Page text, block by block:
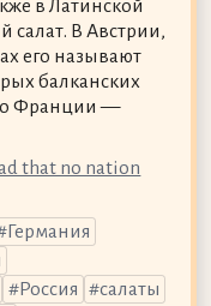
в Латинской
салат. В Австрии,
его называют
балканских
Франции —
that no nation
Германия
Россия
салаты